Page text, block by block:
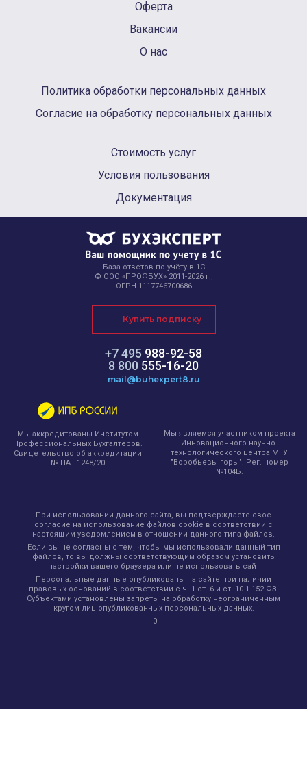
Оферта
Вакансии
О нас
Политика обработки персональных данных
Согласие на обработку персональных данных
Стоимость услуг
Условия пользования
Документация
База ответов по учёту в 1С
© ООО «ПРОФБУХ» 2011-2026 г.,
ОГРН 1117746700686
+7 495 988-92-58
8 800 555-16-20
mail@buhexpert8.ru
Купить подписку
Мы аккредитованы Институтом
Профессиональных Бухгалтеров.
Свидетельство об аккредитации
№ ПА - 1248/20
Мы являемся участником проекта
Инновационного научно-
технологического центра МГУ
"Воробьевы горы". Рег. номер
№104Б.
При использовании данного сайта, вы подтверждаете свое
согласие на использование файлов cookie в соответствии с
настоящим уведомлением в отношении данного типа файлов.
Если вы не согласны с тем, чтобы мы использовали данный тип
файлов, то вы должны соответствующим образом установить
настройки вашего браузера или не использовать сайт
Персональные данные опубликованы на сайте при наличии
правовых оснований в соответствии с ч. 1 ст. 6 и ст. 10.1 152-ФЗ.
Субъектами установлены запреты на обработку неограниченным
кругом лиц опубликованных персональных данных.
0